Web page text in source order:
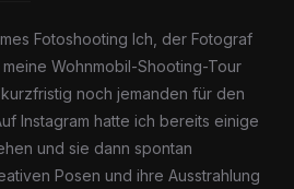
Fotoshooting Ich, der Fotograf
Wohnmobil-Shooting-Tour
noch jemanden für den
Instagram hatte ich bereits einige
und sie dann spontan
Posen und ihre Ausstrahlung